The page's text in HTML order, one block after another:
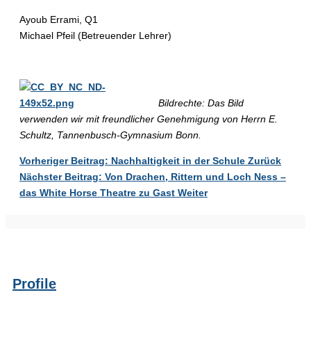
Ayoub Errami, Q1
Michael Pfeil (Betreuender Lehrer)
Bildrechte: Das Bild
verwenden wir mit freundlicher Genehmigung von Herrn E.
Schultz, Tannenbusch-Gymnasium Bonn.
Vorheriger Beitrag: Nachhaltigkeit in der Schule Zurück
Nächster Beitrag: Von Drachen, Rittern und Loch Ness –
das White Horse Theatre zu Gast Weiter
Profile